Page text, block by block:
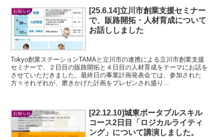
お知らせ
[25.6.14]立川市創業支援セミナー
で、販路開拓・人材育成について
お話ししました
Tokyo創業ステーションTAMAと立川市の連携による立川市創業支援
セミナーで、２日目の販路開拓と４日目の人材育成をテーマにお話を
させていただきました。最終日の事業計画発表会では、参加された
方々それぞれが、磨きかげた計画をプレゼンされ盛り...
お知らせ
[22.12.10]城東ポータブルスキル
コース2日目「ロジカルライティ
ング」について講演しました。